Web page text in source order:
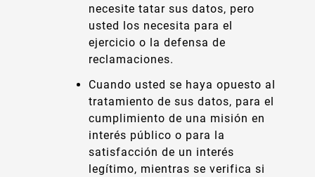
necesite tatar sus datos, pero
usted los necesita para el
ejercicio o la defensa de
reclamaciones.
Cuando usted se haya opuesto al
tratamiento de sus datos, para el
cumplimiento de una misión en
interés público o para la
satisfacción de un interés
legítimo, mientras se verifica si